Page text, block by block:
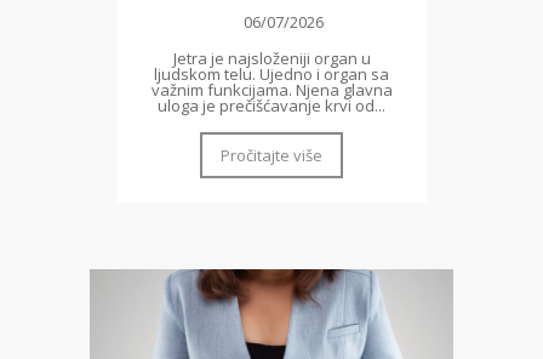
06/07/2026
Jetra je najsloženiji organ u
ljudskom telu. Ujedno i organ sa
važnim funkcijama. Njena glavna
uloga je prečišćavanje krvi od...
Pročitajte više